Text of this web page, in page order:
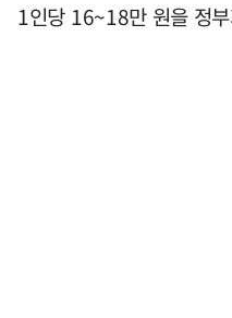
1인당 16~18만 원을 정